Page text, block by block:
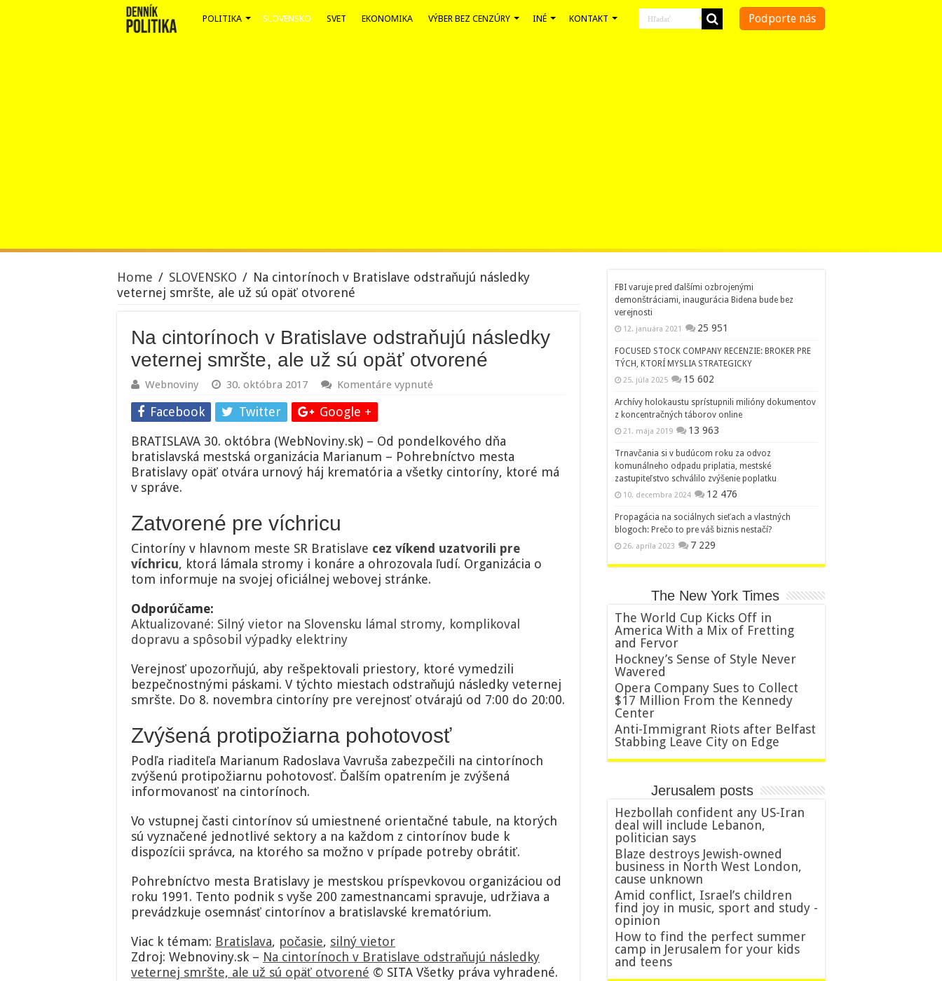
POLITIKA SLOVENSKO SVET EKONOMIKA VÝBER BEZ CENZÚRY INÉ KONTAKT Podporte nás
Home / SLOVENSKO / Na cintorínoch v Bratislave odstraňujú následky
veternej smršte, ale už sú opäť otvorené
Na cintorínoch v Bratislave odstraňujú následky
veternej smršte, ale už sú opäť otvorené
Webnoviny 30. októbra 2017 Komentáre vypnuté
Bratislave
odstraňujú
následky
veternej
otvorené
Facebook Twitter
Google +
BRATISLAVA 30. októbra (WebNoviny.sk) – Od pondelkového dňa
bratislavská mestská organizácia Marianum – Pohrebníctvo mesta
Bratislavy opäť otvára urnový háj krematória a všetky cintoríny, ktoré má
v správe.
Zatvorené pre víchricu
Cintoríny v hlavnom meste SR Bratislave cez víkend uzatvorili pre
víchricu, ktorá lámala stromy i konáre a ohrozovala ľudí. Organizácia o
tom informuje na svojej oficiálnej webovej stránke.
Odporúčame:
Aktualizované: Silný vietor na Slovensku lámal stromy, komplikoval
dopravu a spôsobil výpadky elektriny
Verejnosť upozorňujú, aby rešpektovali priestory, ktoré vymedzili
bezpečnostnými páskami. V týchto miestach odstraňujú následky veternej
smršte. Do 8. novembra cintoríny pre verejnosť otvárajú od 7:00 do 20:00.
Zvýšená protipožiarna pohotovosť
Podľa riaditeľa Marianum Radoslava Vavruša zabezpečili na cintorínoch
zvýšenú protipožiarnu pohotovosť. Ďalším opatrením je zvýšená
informovanosť na cintorínoch.
Vo vstupnej časti cintorínov sú umiestnené orientačné tabule, na ktorých
sú vyznačené jednotlivé sektory a na každom z cintorínov bude k
dispozícii správca, na ktorého sa možno v prípade potreby obrátiť.
Pohrebníctvo mesta Bratislavy je mestskou príspevkovou organizáciou od
roku 1991. Tento podnik s vyše 200 zamestnancami spravuje, udržiava a
prevádzkuje osemnásť cintorínov a bratislavské krematórium.
Viac k témam: Bratislava, počasie, silný vietor
Zdroj: Webnoviny.sk – Na cintorínoch v Bratislave odstraňujú následky
veternej smršte, ale už sú opäť otvorené © SITA Všetky práva vyhradené.
FBI varuje pred ďalšími ozbrojenými
demonštráciami, inaugurácia Bidena bude bez
verejnosti
12. januára 2021 25 951
FOCUSED STOCK COMPANY RECENZIE: BROKER PRE
TÝCH, KTORÍ MYSLIA STRATEGICKY
25. júla 2025 15 602
Archívy holokaustu sprístupnili milióny dokumentov
z koncentračných táborov online
21. mája 2019 13 963
Trnavčania si v budúcom roku za odvoz
komunálneho odpadu priplatia, mestské
zastupiteľstvo schválilo zvýšenie poplatku
10. decembra 2024 12 476
Propagácia na sociálnych sieťach a vlastných
blogoch: Prečo to pre váš biznis nestačí?
26. apríla 2023 7 229
The New York Times
The World Cup Kicks Off in
America With a Mix of Fretting
and Fervor
Hockney’s Sense of Style Never
Wavered
Opera Company Sues to Collect
$17 Million From the Kennedy
Center
Anti-Immigrant Riots after Belfast
Stabbing Leave City on Edge
Jerusalem posts
Hezbollah confident any US-Iran
deal will include Lebanon,
politician says
Blaze destroys Jewish-owned
business in North West London,
cause unknown
Amid conflict, Israel’s children
find joy in music, sport and study -
opinion
How to find the perfect summer
camp in Jerusalem for your kids
and teens